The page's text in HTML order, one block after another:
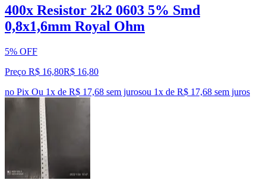
400x Resistor 2k2 0603 5% Smd
0,8x1,6mm Royal Ohm
5% OFF
Preço R$ 16,80R$ 16,80
no Pix Ou 1x de R$ 17,68 sem jurosou 1x de R$ 17,68 sem juros